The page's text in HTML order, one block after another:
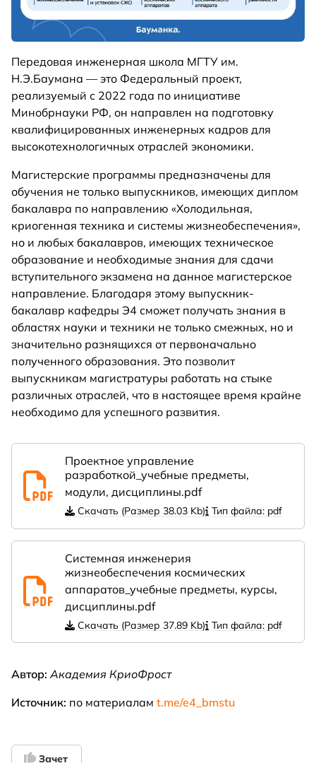
Передовая инженерная школа МГТУ им.
Н.Э.Баумана — это Федеральный проект,
реализуемый с 2022 года по инициативе
Минобрнауки РФ, он направлен на подготовку
квалифицированных инженерных кадров для
высокотехнологичных отраслей экономики.
Магистерские программы предназначены для
обучения не только выпускников, имеющих диплом
бакалавра по направлению «Холодильная,
криогенная техника и системы жизнеобеспечения»,
но и любых бакалавров, имеющих техническое
образование и необходимые знания для сдачи
вступительного экзамена на данное магистерское
направление. Благодаря этому выпускник-
бакалавр кафедры Э4 сможет получать знания в
областях науки и техники не только смежных, но и
значительно разнящихся от первоначально
полученного образования. Это позволит
выпускникам магистратуры работать на стыке
различных отраслей, что в настоящее время крайне
необходимо для успешного развития.
Проектное управление
разработкой_учебные предметы,
модули, дисциплины.pdf
Скачать (Размер 38.03 Kb) Тип файла: pdf
Системная инженерия
жизнеобеспечения космических
аппаратов_учебные предметы, курсы,
дисциплины.pdf
Скачать (Размер 37.89 Kb) Тип файла: pdf
Автор: Академия КриоФрост
Источник: по материалам t.me/e4_bmstu
Зачет